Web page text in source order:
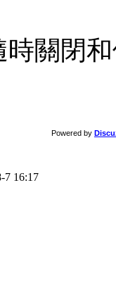
關閉
Powered by
16:17